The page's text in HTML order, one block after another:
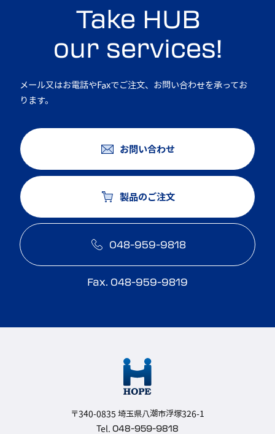
Take HUB
our services!
メール又はお電話やFaxでご注文、お問い合わせを承ってお
ります。
お問い合わせ
製品のご注文
048-959-9818
Fax. 048-959-9819
〒340-0835 埼玉県八潮市浮塚326-1
Tel. 048-959-9818